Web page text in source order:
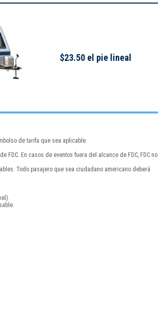
$23.50 el pie lineal
de tarifa que sea aplicable.
En casos de eventos fuera del alcance de FDC, FDC no
Todo pasajero que sea ciudadano americano deberá